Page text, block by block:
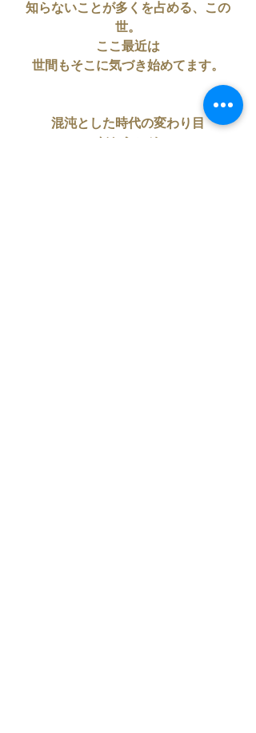
知らないことが多くを占める、この
世。
ここ最近は
世間もそこに気づき始めてます。
混沌とした時代の変わり目